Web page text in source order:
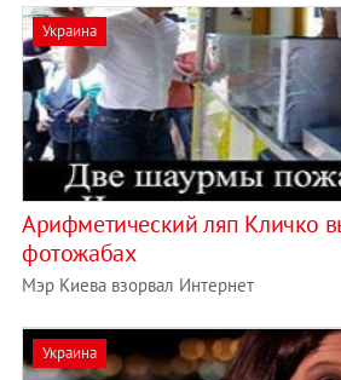
Украина
Арифметический ляп Кличко
фотожабах
Мэр Киева взорвал Интернет
Украина